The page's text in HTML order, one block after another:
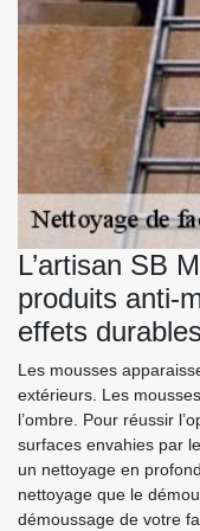
L’artisan SB
produits anti-
effets
Les mousses
extérieurs. Les
l’ombre. Pour réussir
surfaces envahies par
un nettoyage en
nettoyage que le
démoussage de votre